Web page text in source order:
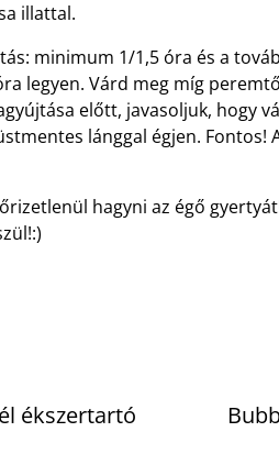
illattal.
minimum 1/1,5 óra és a
legyen. Várd meg míg
előtt, javasoljuk, hogy
lánggal égjen. Fontos!
hagyni az égő
ékszertartó